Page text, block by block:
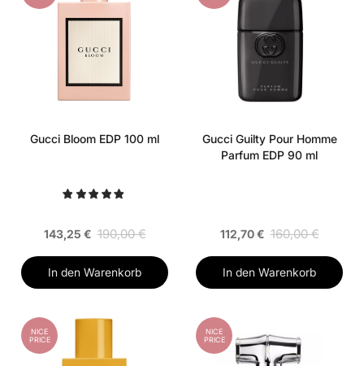
Gucci Bloom EDP 100 ml
143,25 € 190,00 €
In den Warenkorb
Gucci Guilty Pour Homme
Parfum EDP 90 ml
112,70 € 160,00 €
In den Warenkorb
NICE
PRICE
NICE
PRICE